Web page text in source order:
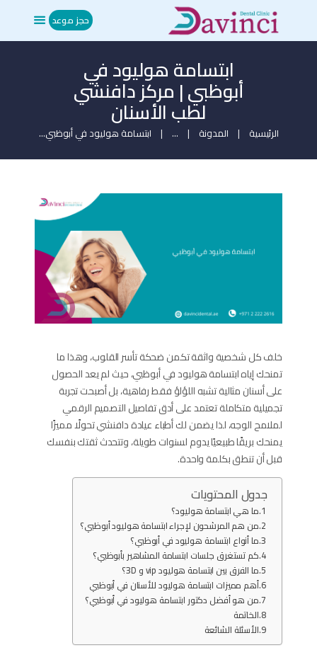
حجز موعد
ابتسامة هوليود في
أبوظبي | مركز دافنشي
لطب الأسنان
الرئيسية المدونة ... ابتسامة هوليود في أبوظبي...
الرئيسية
من نحن
العلاجات
المدونة
حجز موعد
خلف كل شخصية واثقة تكمن ضحكة تأسر القلوب، وهذا ما
تمنحك إياه ابتسامة هوليود في أبوظبي، حيث لم يعد الحصول
على أسنان مثالية تشبه اللؤلؤ فقط رفاهية، بل أصبحت تجربة
تجميلية متكاملة تعتمد على أدق تفاصيل التصميم الرقمي
لملامح الوجه، لذا يضمن لك أطباء عيادة دافنشي تحولًا مميزًا
يمنحك بريقًا طبيعيًا يدوم لسنوات طويلة، وتتحدث ثقتك بنفسك
قبل أن تنطق بكلمة واحدة.
جدول المحتويات
ما هي ابتسامة هوليود؟
من هم المرشحون لإجراء ابتسامة هوليود أبوظبي؟
ما أنواع ابتسامة هوليود في أبوظبي؟
كم تستغرق جلسات ابتسامة المشاهير بأبوظبي؟
ما الفرق بين ابتسامة هوليود vip و 3D؟
أهم مميزات ابتسامة هوليود للأسنان في أبوظبي
من هو أفضل دكتور ابتسامة هوليود في أبوظبي؟
الخاتمة
الأسئلة الشائعة